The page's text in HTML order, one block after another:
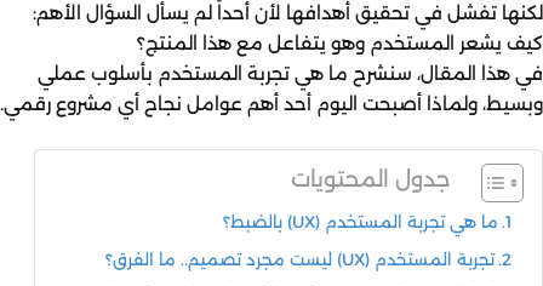
لكنها تفشل في تحقيق أهدافها لأن أحداً لم يسأل السؤال الأهم:
كيف يشعر المستخدم وهو يتفاعل مع هذا المنتج؟
في هذا المقال، سنشرح ما هي تجربة المستخدم بأسلوب عملي
وبسيط، ولماذا أصبحت اليوم أحد أهم عوامل نجاح أي مشروع رقمي.
جدول المحتويات
ما هي تجربة المستخدم (UX) بالضبط؟
تجربة المستخدم (UX) ليست مجرد تصميم.. ما الفرق؟